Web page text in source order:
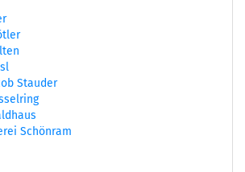
Stauder
Schönram